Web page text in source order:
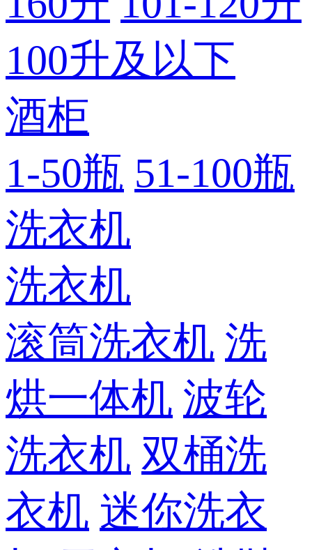
100升及以下
酒柜
1-50瓶 51-100瓶
洗衣机
洗衣机
滚筒洗衣机 洗
烘一体机 波轮
洗衣机 双桶洗
衣机 迷你洗衣